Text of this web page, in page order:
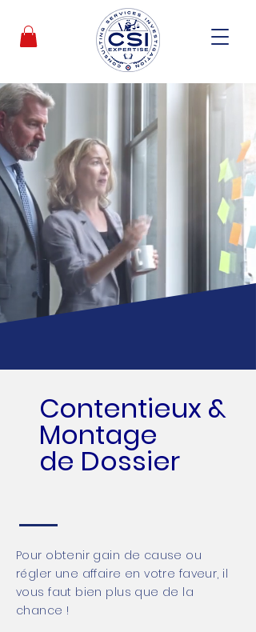
Contentieux &
Montage
de Dossier
Pour obtenir gain de cause ou
régler une affaire en votre faveur, il
vous faut bien plus que de la
chance !